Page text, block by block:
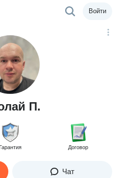
Войти
П.
Гарантия Договор
Чат